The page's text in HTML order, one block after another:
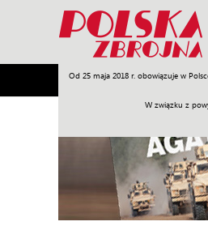
Od 25 maja 2018 r. obowiązuje w
W związku z
Armia Poligon Sprzęt